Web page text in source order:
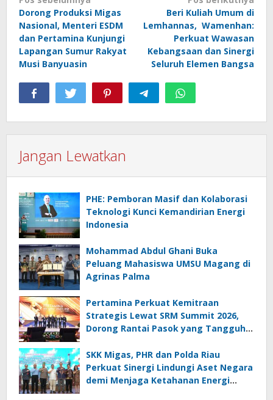
pos
Dorong Produksi Migas
Nasional, Menteri ESDM
dan Pertamina Kunjungi
Lapangan Sumur Rakyat
Musi Banyuasin
Beri Kuliah Umum di
Lemhannas, Wamenhan:
Perkuat Wawasan
Kebangsaan dan Sinergi
Seluruh Elemen Bangsa
Jangan Lewatkan
PHE: Pemboran Masif dan Kolaborasi
Teknologi Kunci Kemandirian Energi
Indonesia
Mohammad Abdul Ghani Buka
Peluang Mahasiswa UMSU Magang di
Agrinas Palma
Pertamina Perkuat Kemitraan
Strategis Lewat SRM Summit 2026,
Dorong Rantai Pasok yang Tangguh
SKK Migas, PHR dan Polda Riau
Perkuat Sinergi Lindungi Aset Negara
demi Menjaga Ketahanan Energi